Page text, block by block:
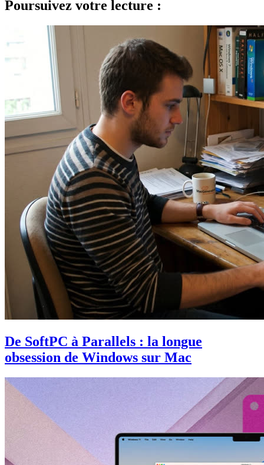
Poursuivez votre lecture :
De SoftPC à Parallels : la longue
obsession de Windows sur Mac